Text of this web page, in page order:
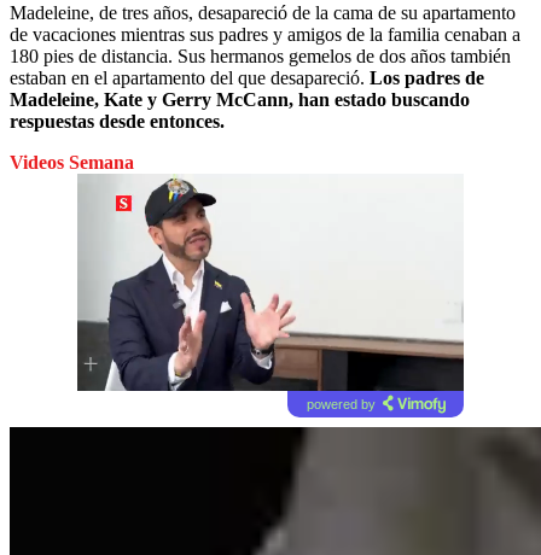
Madeleine, de tres años, desapareció de la cama de su apartamento
de vacaciones mientras sus padres y amigos de la familia cenaban a
180 pies de distancia. Sus hermanos gemelos de dos años también
estaban en el apartamento del que desapareció. Los padres de
Madeleine, Kate y Gerry McCann, han estado buscando
respuestas desde entonces.
Videos Semana
powered by